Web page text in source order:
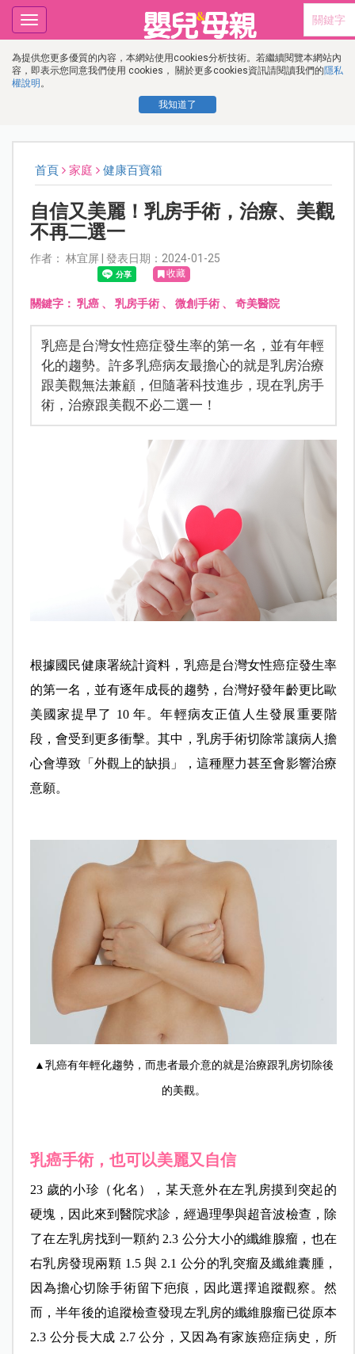
為提供您更多優質的內容，本網站使用cookies分析技術。若繼續閱覽本網站內
容，即表示您同意我們使用 cookies， 關於更多cookies資訊請閱讀我們的隱私
權說明 。
我知道了
Toggle
navigation
首頁 家庭 健康百寶箱
自信又美麗！乳房手術，治療、美觀
不再二選一
作者： 林宜屏 | 發表日期：2024-01-25
收藏
關鍵字： 乳癌、 乳房手術、 微創手術、 奇美醫院
乳癌是台灣女性癌症發生率的第一名，並有年輕
化的趨勢。許多乳癌病友最擔心的就是乳房治療
跟美觀無法兼顧，但隨著科技進步，現在乳房手
術，治療跟美觀不必二選一！
根據國民健康署統計資料，乳癌是台灣女性癌症發生率
的第一名，並有逐年成長的趨勢，台灣好發年齡更比歐
美國家提早了 10 年。年輕病友正值人生發展重要階
段，會受到更多衝擊。其中，乳房手術切除常讓病人擔
心會導致「外觀上的缺損」，這種壓力甚至會影響治療
意願。
▲乳癌有年輕化趨勢，而患者最介意的就是治療跟乳房切除後
的美觀。
乳癌手術，也可以美麗又自信
23 歲的小珍（化名），某天意外在左乳房摸到突起的
硬塊，因此來到醫院求診，經過理學與超音波檢查，除
了在左乳房找到一顆約 2.3 公分大小的纖維腺瘤，也在
右乳房發現兩顆 1.5 與 2.1 公分的乳突瘤及纖維囊腫，
因為擔心切除手術留下疤痕，因此選擇追蹤觀察。然
而，半年後的追蹤檢查發現左乳房的纖維腺瘤已從原本
2.3 公分長大成 2.7 公分，又因為有家族癌症病史，所